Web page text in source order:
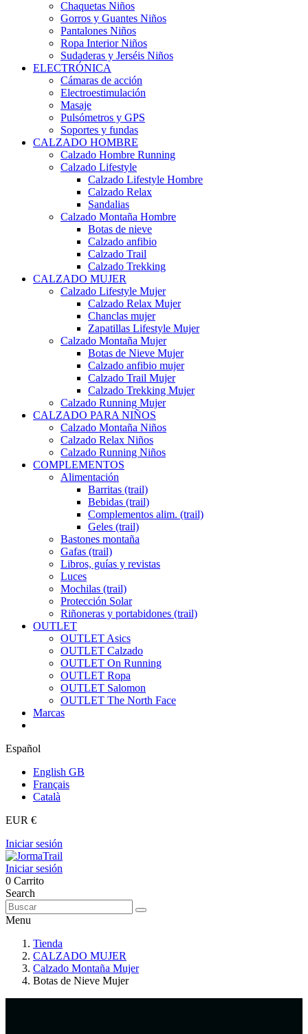
Chaquetas Niños
Gorros y Guantes Niños
Pantalones Niños
Ropa Interior Niños
Sudaderas y Jerséis Niños
ELECTRÓNICA
Cámaras de acción
Electroestimulación
Masaje
Pulsómetros y GPS
Soportes y fundas
CALZADO HOMBRE
Calzado Hombre Running
Calzado Lifestyle
Calzado Lifestyle Hombre
Calzado Relax
Sandalias
Calzado Montaña Hombre
Botas de nieve
Calzado anfibio
Calzado Trail
Calzado Trekking
CALZADO MUJER
Calzado Lifestyle Mujer
Calzado Relax Mujer
Chanclas mujer
Zapatillas Lifestyle Mujer
Calzado Montaña Mujer
Botas de Nieve Mujer
Calzado anfibio mujer
Calzado Trail Mujer
Calzado Trekking Mujer
Calzado Running Mujer
CALZADO PARA NIÑOS
Calzado Montaña Niños
Calzado Relax Niños
Calzado Running Niños
COMPLEMENTOS
Alimentación
Barritas (trail)
Bebidas (trail)
Complementos alim. (trail)
Geles (trail)
Bastones montaña
Gafas (trail)
Libros, guías y revistas
Luces
Mochilas (trail)
Protección Solar
Riñoneras y portabidones (trail)
OUTLET
OUTLET Asics
OUTLET Calzado
OUTLET On Running
OUTLET Ropa
OUTLET Salomon
OUTLET The North Face
Marcas
Español
English GB
Français
Català
EUR €
Iniciar sesión
Iniciar sesión
0 Carrito
Search
Menu
Tienda
CALZADO MUJER
Calzado Montaña Mujer
Botas de Nieve Mujer